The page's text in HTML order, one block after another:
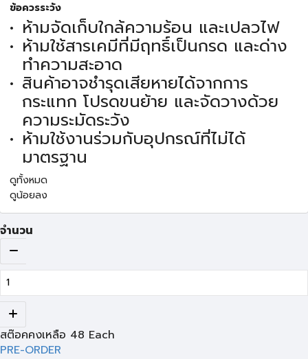
ข้อควรระวัง
ห้ามจัดเก็บใกล้ความร้อน และเปลวไฟ
ห้ามใช้สารเคมีที่มีฤทธิ์เป็นกรด และด่าง
ทำความสะอาด
สินค้าอาจชำรุดเสียหายได้จากการ
กระแทก โปรดขนย้าย และจัดวางด้วย
ความระมัดระวัง
ห้ามใช้งานร่วมกับอุปกรณ์ที่ไม่ได้
มาตรฐาน
ดูทั้งหมด
ดูน้อยลง
จำนวน
สต๊อคคงเหลือ 48 Each
PRE-ORDER